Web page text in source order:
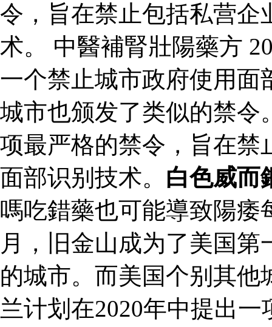
令，旨在禁止包括私营企
术。 中醫補腎壯陽藥方
一个禁止城市政府使用面
城市也颁发了类似的禁令
项最严格的禁令，旨在禁
面部识别技术。 白色威而
嗎吃錯藥也可能導致陽
月，旧金山成为了美国
的城市。而美国个别其
兰计划在2020年中提出